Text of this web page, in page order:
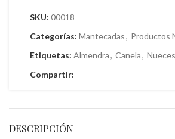
SKU: 00018
Categorías: Mantecadas, Productos
Etiquetas: Almendra, Canela, Nueces
Compartir:
DESCRIPCIÓN